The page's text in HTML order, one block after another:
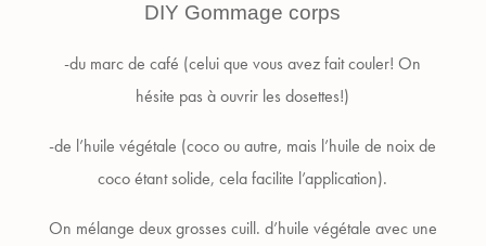
DIY Gommage corps
-du marc de café (celui que vous avez fait couler! On
hésite pas à ouvrir les dosettes!)
-de l’huile végétale (coco ou autre, mais l’huile de noix de
coco étant solide, cela facilite l’application).
On mélange deux grosses cuill. d’huile végétale avec une